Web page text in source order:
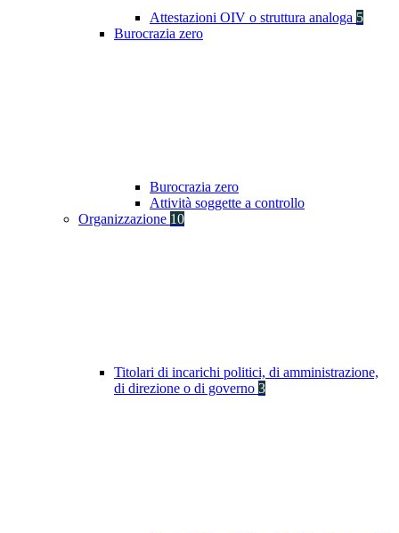
Attestazioni OIV o struttura analoga 5
Burocrazia zero
Burocrazia zero
Attività soggette a controllo
Organizzazione 10
Titolari di incarichi politici, di amministrazione,
di direzione o di governo 3